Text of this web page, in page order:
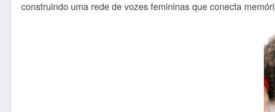
construindo uma rede de vozes femininas que conecta